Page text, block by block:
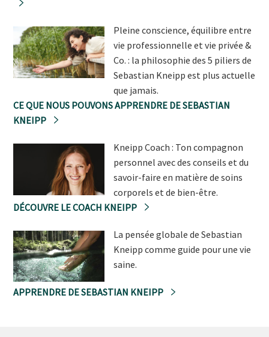
Pleine conscience, équilibre entre
vie professionnelle et vie privée &
Co. : la philosophie des 5 piliers de
Sebastian Kneipp est plus actuelle
que jamais.
CE QUE NOUS POUVONS APPRENDRE DE SEBASTIAN
KNEIPP
Kneipp Coach : Ton compagnon
personnel avec des conseils et du
savoir-faire en matière de soins
corporels et de bien-être.
DÉCOUVRE LE COACH KNEIPP
La pensée globale de Sebastian
Kneipp comme guide pour une vie
saine.
APPRENDRE DE SEBASTIAN KNEIPP